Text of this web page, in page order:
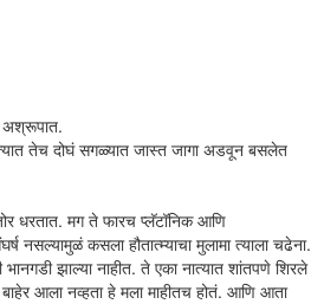
अश्रूपात.
तेच दोघं सगळ्यात जास्त जागा अडवून बसलेत
मग ते फारच प्लॅटॉनिक आणि
नसल्यामुळं कसला हौतात्म्याचा मुलामा त्याला चढेना.
झाल्या नाहीत. ते एका नात्यात शांतपणे शिरले
आला नव्हता हे मला माहीतच होतं. आणि आता